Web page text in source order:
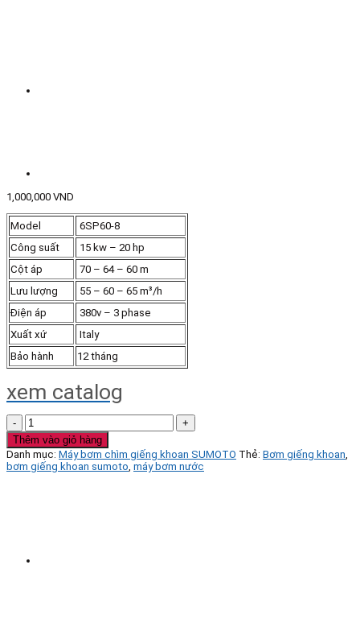
1,000,000 VND
Model
6SP60-8
Công suất
15 kw – 20 hp
Cột áp
70 – 64 – 60 m
Lưu lượng
55 – 60 – 65 m³/h
Điện áp
380v – 3 phase
Xuất xứ
Italy
Bảo hành
12 tháng
xem catalog
Bơm
chìm
giếng
khoan
SUMOTO
lượng
Thêm vào giỏ hàng
Danh mục: Máy bơm chìm giếng khoan SUMOTO Thẻ: Bơm giếng khoan,
bơm giếng khoan sumoto, máy bơm nước